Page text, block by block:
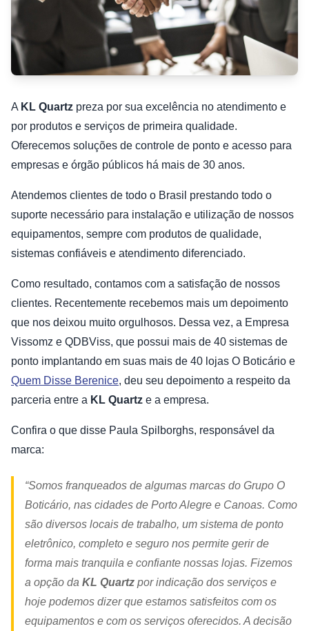
A KL Quartz preza por sua excelência no atendimento e
por produtos e serviços de primeira qualidade.
Oferecemos soluções de controle de ponto e acesso para
empresas e órgão públicos há mais de 30 anos.
Atendemos clientes de todo o Brasil prestando todo o
suporte necessário para instalação e utilização de nossos
equipamentos, sempre com produtos de qualidade,
sistemas confiáveis e atendimento diferenciado.
Como resultado, contamos com a satisfação de nossos
clientes. Recentemente recebemos mais um depoimento
que nos deixou muito orgulhosos. Dessa vez, a Empresa
Vissomz e QDBViss, que possui mais de 40 sistemas de
ponto implantando em suas mais de 40 lojas O Boticário e
Quem Disse Berenice, deu seu depoimento a respeito da
parceria entre a KL Quartz e a empresa.
Confira o que disse Paula Spilborghs, responsável da
marca:
“Somos franqueados de algumas marcas do Grupo O
Boticário, nas cidades de Porto Alegre e Canoas. Como
são diversos locais de trabalho, um sistema de ponto
eletrônico, completo e seguro nos permite gerir de
forma mais tranquila e confiante nossas lojas. Fizemos
a opção da KL Quartz por indicação dos serviços e
hoje podemos dizer que estamos satisfeitos com os
equipamentos e com os serviços oferecidos. A decisão